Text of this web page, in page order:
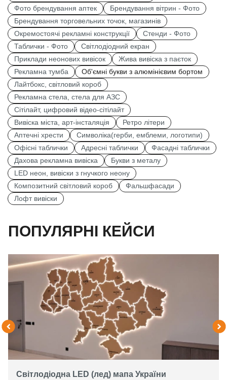
Фото брендування аптек
Брендування вітрин - Фото
Брендування торговельних точок, магазинів
Окремостоячі рекламні конструкції
Стенди - Фото
Таблички - Фото
Світлодіодний екран
Приклади неонових вивісок
Жива вивіска з паєток
Рекламна тумба
Об'ємні букви з алюмінієвим бортом
Лайтбокс, світловий короб
Рекламна стела, стела для АЗС
Сітілайт, цифровий відео-сітілайт
Вивіска міста, арт-інсталяція
Ретро літери
Аптечні хрести
Символіка(герби, емблеми, логотипи)
Офісні таблички
Адресні таблички
Фасадні таблички
Дахова рекламна вивіска
Букви з металу
LED неон, вивіски з гнучкого неону
Композитний світловий короб
Фальшфасади
Лофт вивіски
ПОПУЛЯРНІ КЕЙСИ
Світлодіодна LED (лед) мапа України